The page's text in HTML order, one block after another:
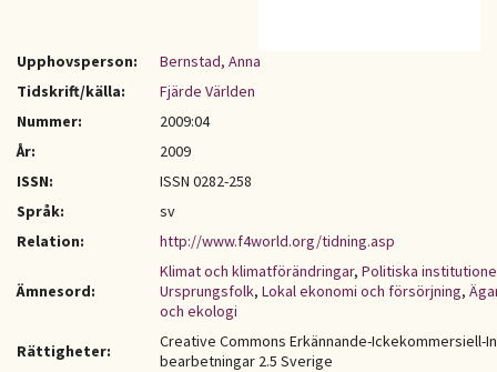
Upphovsperson:
Bernstad, Anna
Tidskrift/källa:
Fjärde Världen
Nummer:
2009:04
År:
2009
ISSN:
ISSN 0282-258
Språk:
sv
Relation:
http://www.f4world.org/tidning.asp
Ämnesord:
Klimat och klimatförändringar, Politiska
Ursprungsfolk, Lokal ekonomi och försörjning,
och ekologi
Rättigheter:
Creative Commons Erkännande-Ickekommersiell-
bearbetningar 2.5 Sverige